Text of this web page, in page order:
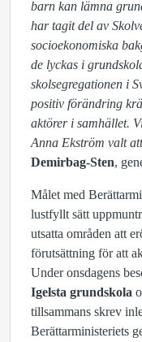
barn kan lämna
har tagit del av
socioekonomiska
de lyckas i
skolsegregationen i
positiv förändring
aktörer i samhället.
Anna Ekström valt
Demirbag-Sten,
Målet med
lustfyllt sätt
utsatta områden att
förutsättning för att
Under onsdagens
Igelsta grundskola
tillsammans skrev
Berättarministeriets